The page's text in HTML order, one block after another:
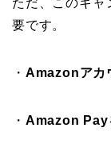
ただ、このキャ
要です。
・ Amazonアカ
・ Amazon Pay